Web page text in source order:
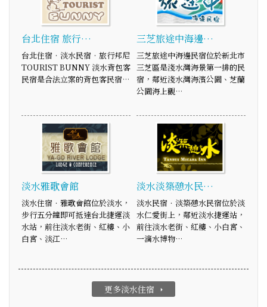
台北住宿 旅行…
台北住宿‧淡水民宿‧旅行邦尼
TOURIST BUNNY 淡水背包客
民宿是合法立案的背包客民宿…
三芝旅途中海邊…
三芝旅途中海邊民宿位於新北市
三芝區是淺水灣海景第一排的民
宿，鄰近淺水灣海濱公園、芝蘭
公園海上觀…
淡水雅歌會館
淡水住宿．雅歌會館位於淡水，
步行五分鐘即可抵達台北捷運淡
水站，前往淡水老街、紅樓、小
白宮、淡江…
淡水淡築憩水民…
淡水民宿．淡築憩水民宿位於淡
水仁愛街上，鄰近淡水捷運站，
前往淡水老街、紅樓、小白宮、
一滴水博物…
更多淡水住宿 arrow_right